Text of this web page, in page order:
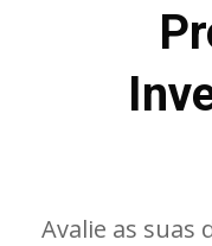
Avalie as suas